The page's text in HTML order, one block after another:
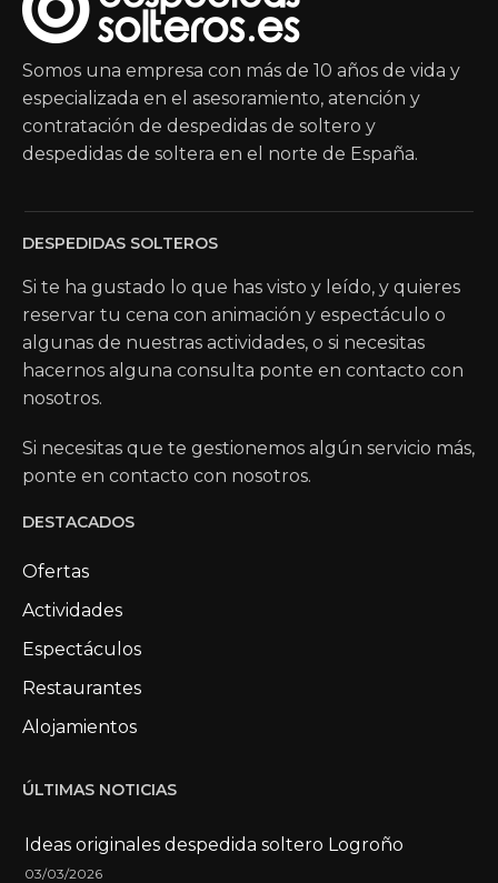
Somos una empresa con más de 10 años de vida y
especializada en el asesoramiento, atención y
contratación de despedidas de soltero y
despedidas de soltera en el norte de España.
DESPEDIDAS SOLTEROS
Si te ha gustado lo que has visto y leído, y quieres
reservar tu cena con animación y espectáculo o
algunas de nuestras actividades, o si necesitas
hacernos alguna consulta ponte en contacto con
nosotros.
Si necesitas que te gestionemos algún servicio más,
ponte en contacto con nosotros.
DESTACADOS
Ofertas
Actividades
Espectáculos
Restaurantes
Alojamientos
ÚLTIMAS NOTICIAS
Ideas originales despedida soltero Logroño
03/03/2026